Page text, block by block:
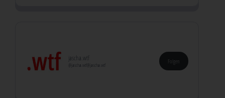
jascha.wtf
@jascha.wtf@jascha.wtf
Folgen